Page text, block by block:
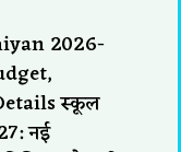
2026-
स्कूल
नई